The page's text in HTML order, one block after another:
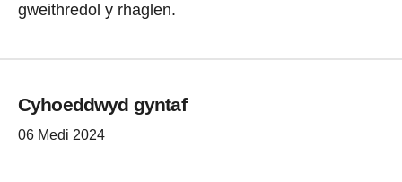
gweithredol y rhaglen.
Cyhoeddwyd gyntaf
06 Medi 2024